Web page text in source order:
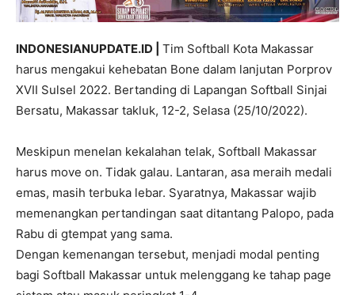
INDONESIANUPDATE.ID | Tim Softball Kota Makassar
harus mengakui kehebatan Bone dalam lanjutan Porprov
XVII Sulsel 2022. Bertanding di Lapangan Softball Sinjai
Bersatu, Makassar takluk, 12-2, Selasa (25/10/2022).
Meskipun menelan kekalahan telak, Softball Makassar
harus move on. Tidak galau. Lantaran, asa meraih medali
emas, masih terbuka lebar. Syaratnya, Makassar wajib
memenangkan pertandingan saat ditantang Palopo, pada
Rabu di gtempat yang sama.
Dengan kemenangan tersebut, menjadi modal penting
bagi Softball Makassar untuk melenggang ke tahap page